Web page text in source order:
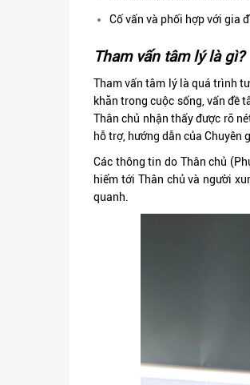
Cố vấn và phối hợp với gia
Tham vấn tâm lý là gì?
Tham vấn tâm lý là quá trình
khăn trong cuộc sống, vấn đề
Thân chủ nhận thấy được rõ
hỗ trợ, hướng dẫn của Chuyên
Các thông tin do Thân chủ
hiểm tới Thân chủ và người
quanh.